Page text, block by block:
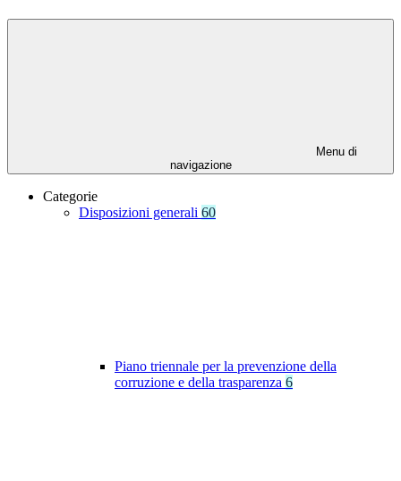
Menu di
navigazione
Categorie
Disposizioni generali 60
Piano triennale per la prevenzione della
corruzione e della trasparenza 6